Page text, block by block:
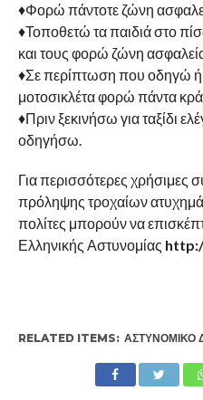
♦Φορώ πάντοτε ζώνη
♦Τοποθετώ τα παιδιά στο
και τους φορώ ζώνη
♦Σε περίπτωση που οδηγώ ή
μοτοσικλέτα φορώ πάντα
♦Πριν ξεκινήσω για ταξίδι
οδηγήσω.
Για περισσότερες χρήσιμες
πρόληψης τροχαίων
πολίτες μπορούν να
Ελληνικής Αστυνομίας
RELATED ITEMS: ΑΣΤΥΝΟΜΙΚΌ